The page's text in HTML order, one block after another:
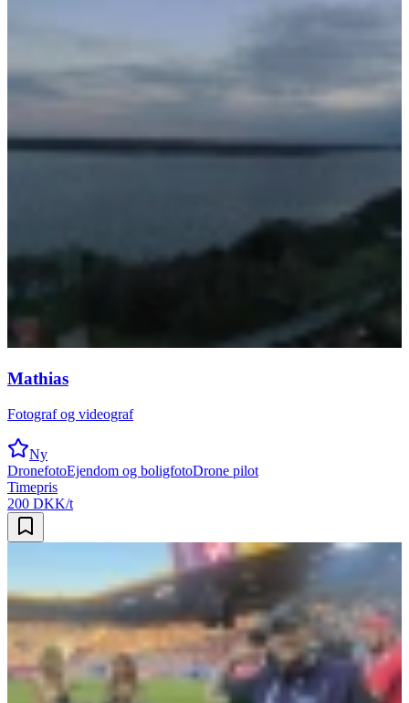
Mathias
Fotograf og videograf
Ny
DronefotoEjendom og boligfotoDrone pilot
Timepris
200 DKK/t